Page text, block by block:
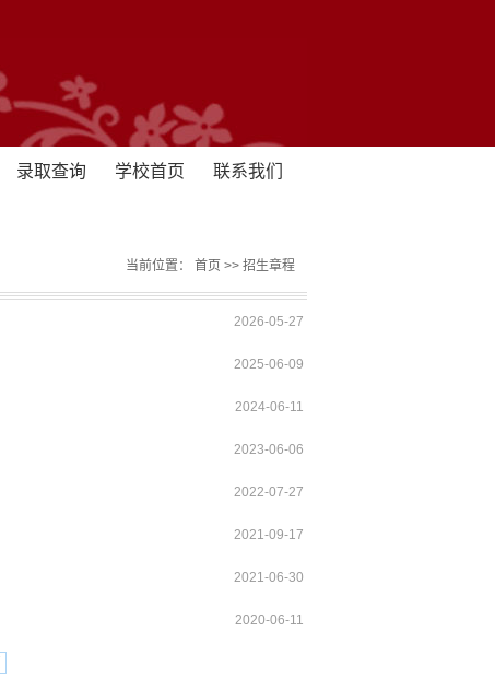
录取查询 学校首页 联系我们
当前位置： 首页 >> 招生章程
2026-05-27
2025-06-09
2024-06-11
2023-06-06
2022-07-27
2021-09-17
2021-06-30
2020-06-11